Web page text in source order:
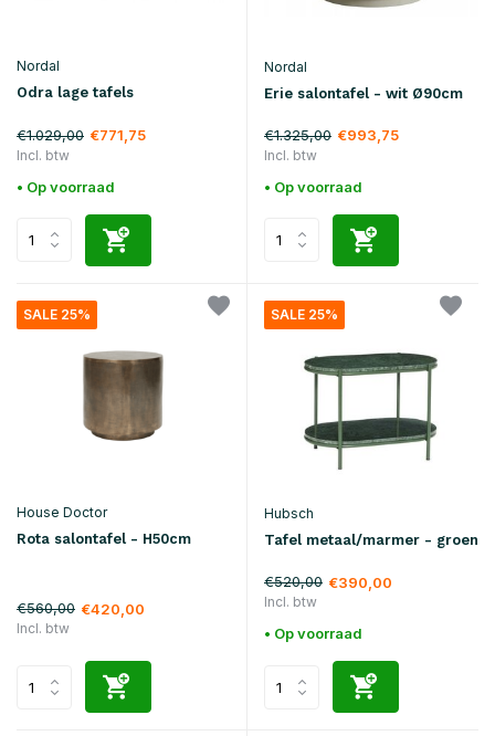
Nordal
Odra lage tafels
€1.029,00 €771,75
Incl. btw
• Op voorraad
Nordal
Erie salontafel - wit Ø90cm
€1.325,00 €993,75
Incl. btw
• Op voorraad
SALE 25%
House Doctor
Rota salontafel - H50cm
€560,00 €420,00
Incl. btw
SALE 25%
Hubsch
Tafel metaal/marmer - groen
€520,00 €390,00
Incl. btw
• Op voorraad